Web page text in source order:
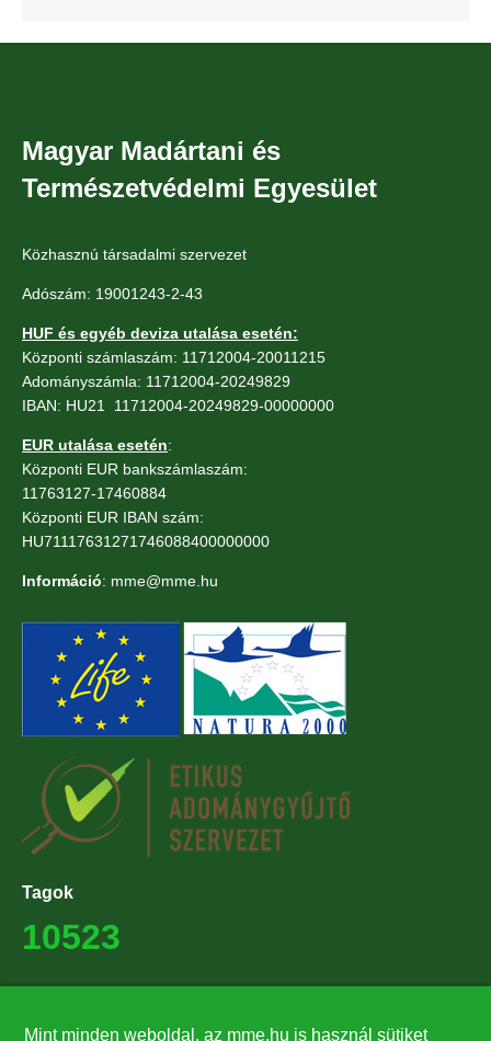
Magyar Madártani és
Természetvédelmi Egyesület
Közhasznú társadalmi szervezet
Adószám: 19001243-2-43
HUF és egyéb deviza utalása esetén:
Központi számlaszám: 11712004-20011215
Adományszámla: 11712004-20249829
IBAN: HU21 11712004-20249829-00000000
EUR utalása esetén:
Központi EUR bankszámlaszám:
11763127-17460884
Központi EUR IBAN szám:
HU71117631271746088400000000
Információ: mme@mme.hu
Tagok
10523
Mint minden weboldal, az mme.hu is használ sütiket